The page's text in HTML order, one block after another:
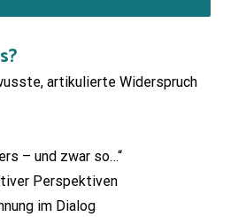
artikulierte Widerspruch
– und zwar so…“
Perspektiven
im Dialog